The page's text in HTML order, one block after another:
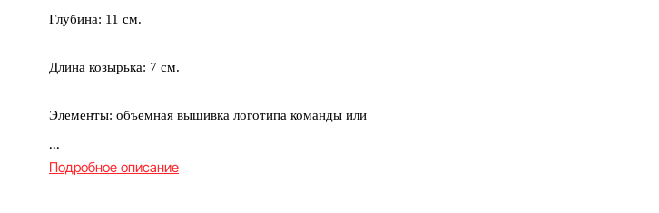
Глубина: 11 см.
Длина козырька: 7 см.
Элементы: объемная вышивка логотипа команды или
...
Подробное описание